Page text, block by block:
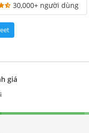
30,000+ người dùng
giá